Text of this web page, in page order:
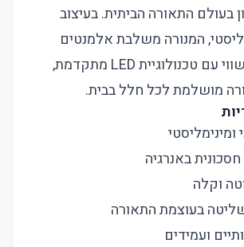
בעולם התאורה הביתית. בעיצוב
המנורה משלבת אלמנטים
של עיצוב עכשווי עם טכנולוגיית LED מתקדמת,
מושלמת לכל חלל בבית.
ומינימליסטי
וקלה
בעוצמת התאורה
ועמידים